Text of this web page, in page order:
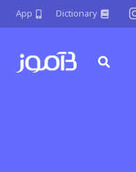
Dictionary
App